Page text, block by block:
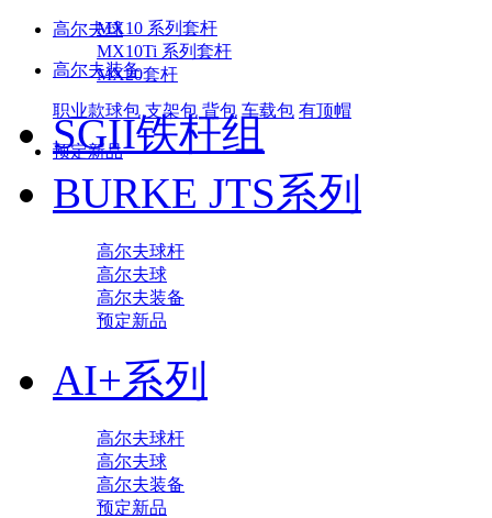
高尔夫球
高尔夫装备
职业款球包 支架包 背包 车载包 有顶帽
预定新品
MX10 系列套杆
MX10Ti 系列套杆
MX20套杆
SGII铁杆组
BURKE JTS系列
高尔夫球杆
高尔夫球
高尔夫装备
预定新品
AI+系列
高尔夫球杆
高尔夫球
高尔夫装备
预定新品